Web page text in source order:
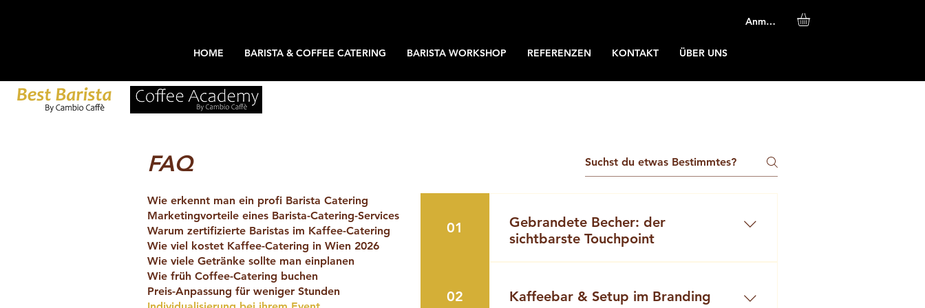
HOME BARISTA & COFFEE CATERING BARISTA WORKSHOP REFERENZEN KONTAKT ÜBER UNS
Anmelden
FAQ
Wie erkennt man ein profi Barista Catering
Marketingvorteile eines Barista-Catering-Services
Warum zertifizierte Baristas im Kaffee-Catering
Wie viel kostet Kaffee-Catering in Wien 2026
Wie viele Getränke sollte man einplanen
Wie früh Coffee-Catering buchen
Preis-Anpassung für weniger Stunden
01
Gebrandete Becher: der
sichtbarste Touchpoint
Pappbecher mit Ihrem Firmenlogo • vollständig
individualisierte Designs im Corporate Design
02 Kaffeebar & Setup im Branding